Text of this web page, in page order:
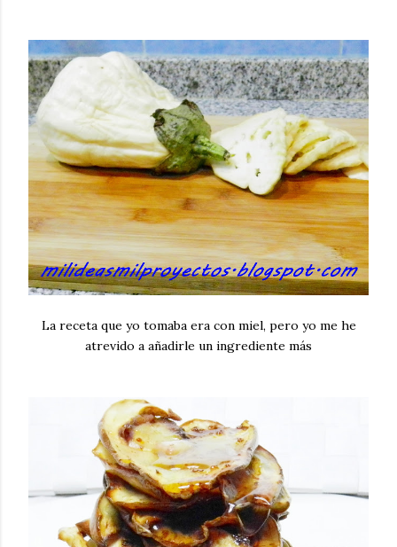
La receta que yo tomaba era con miel, pero yo me he
atrevido a añadirle un ingrediente más